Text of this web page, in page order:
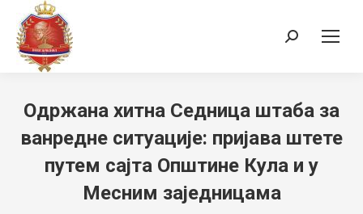
Search:
Одржана хитна Седница штаба за
ванредне ситуације: пријава штете
путем сајта Општине Кула и у
Месним заједницама